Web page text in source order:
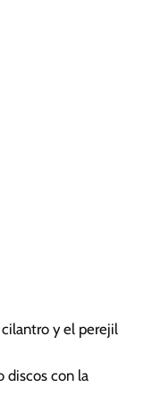
y el perejil
discos con la